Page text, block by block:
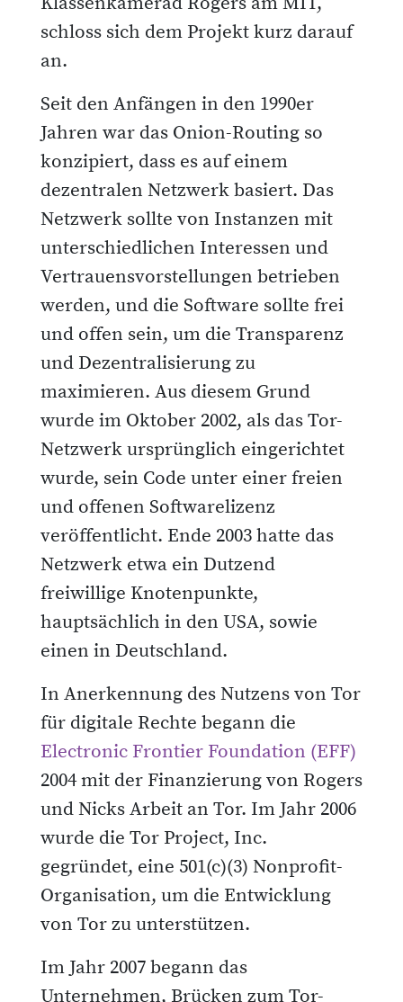
schloss sich dem Projekt kurz darauf
an.
Seit den Anfängen in den 1990er
Jahren war das Onion-Routing so
konzipiert, dass es auf einem
dezentralen Netzwerk basiert. Das
Netzwerk sollte von Instanzen mit
unterschiedlichen Interessen und
Vertrauensvorstellungen betrieben
werden, und die Software sollte frei
und offen sein, um die Transparenz
und Dezentralisierung zu
maximieren. Aus diesem Grund
wurde im Oktober 2002, als das Tor-
Netzwerk ursprünglich eingerichtet
wurde, sein Code unter einer freien
und offenen Softwarelizenz
veröffentlicht. Ende 2003 hatte das
Netzwerk etwa ein Dutzend
freiwillige Knotenpunkte,
hauptsächlich in den USA, sowie
einen in Deutschland.
In Anerkennung des Nutzens von Tor
für digitale Rechte begann die
Electronic Frontier Foundation (EFF)
2004 mit der Finanzierung von Rogers
und Nicks Arbeit an Tor. Im Jahr 2006
wurde die Tor Project, Inc.
gegründet, eine 501(c)(3) Nonprofit-
Organisation, um die Entwicklung
von Tor zu unterstützen.
Im Jahr 2007 begann das
Unternehmen, Brücken zum Tor-